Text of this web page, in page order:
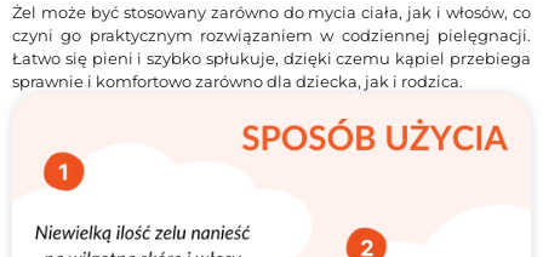
Żel może być stosowany zarówno do mycia ciała, jak i włosów, co
czyni go praktycznym rozwiązaniem w codziennej pielęgnacji.
Łatwo się pieni i szybko spłukuje, dzięki czemu kąpiel przebiega
sprawnie i komfortowo zarówno dla dziecka, jak i rodzica.